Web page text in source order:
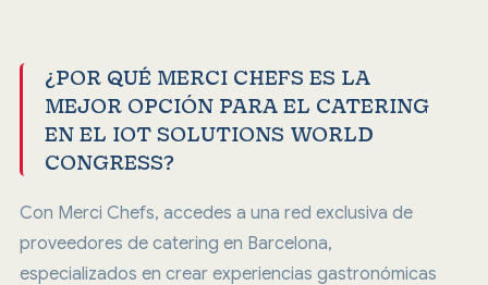
¿POR QUÉ MERCI CHEFS ES LA
MEJOR OPCIÓN PARA EL CATERING
EN EL IOT SOLUTIONS WORLD
CONGRESS?
Con Merci Chefs, accedes a una red exclusiva de
proveedores de catering en Barcelona,
especializados en crear experiencias gastronómicas